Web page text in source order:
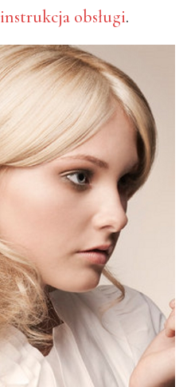
instrukcja obsługi.